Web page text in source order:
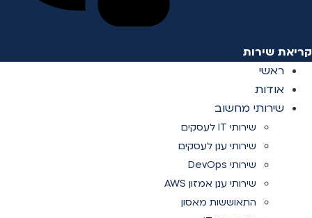
קריאת שירות
ראשי
אודות
שירותי מחשוב
שירותי IT לעסקים
שירותי ענן לעסקים
שירותי DevOps
שירותי ענן אמזון AWS
התאוששות מאסון